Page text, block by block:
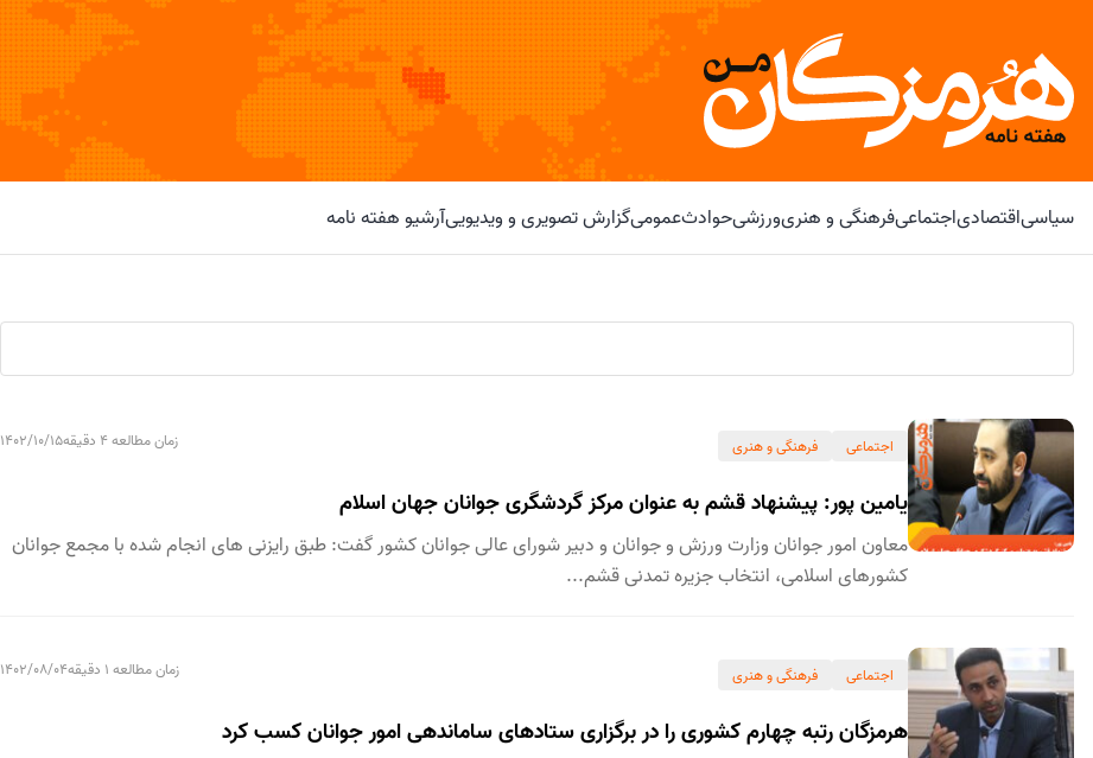
سیاسیاقتصادیاجتماعیفرهنگی و هنریورزشیحوادثعمومیگزارش تصویری و ویدیوییآرشیو هفته نامه
اجتماعی فرهنگی و هنری زمان مطالعه 4 دقیقه 1402/10/15
یامین پور: پیشنهاد قشم به عنوان مرکز گردشگری جوانان جهان اسلام
معاون امور جوانان وزارت ورزش و جوانان و دبیر شورای عالی جوانان کشور گفت: طبق رایزنی های انجام شده با مجمع جوانان
کشورهای اسلامی، انتخاب جزیره تمدنی قشم...
اجتماعی فرهنگی و هنری زمان مطالعه 1 دقیقه 1402/08/04
هرمزگان رتبه چهارم کشوری را در برگزاری ستادهای ساماندهی امور جوانان کسب کرد